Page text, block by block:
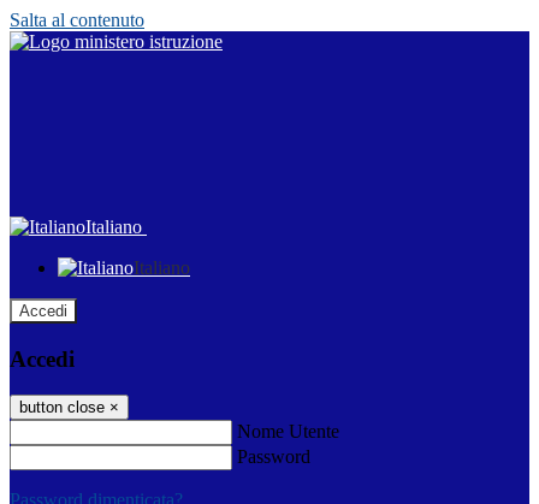
Salta al contenuto
Italiano
Italiano
Accedi
Accedi
button close ×
Nome Utente
Password